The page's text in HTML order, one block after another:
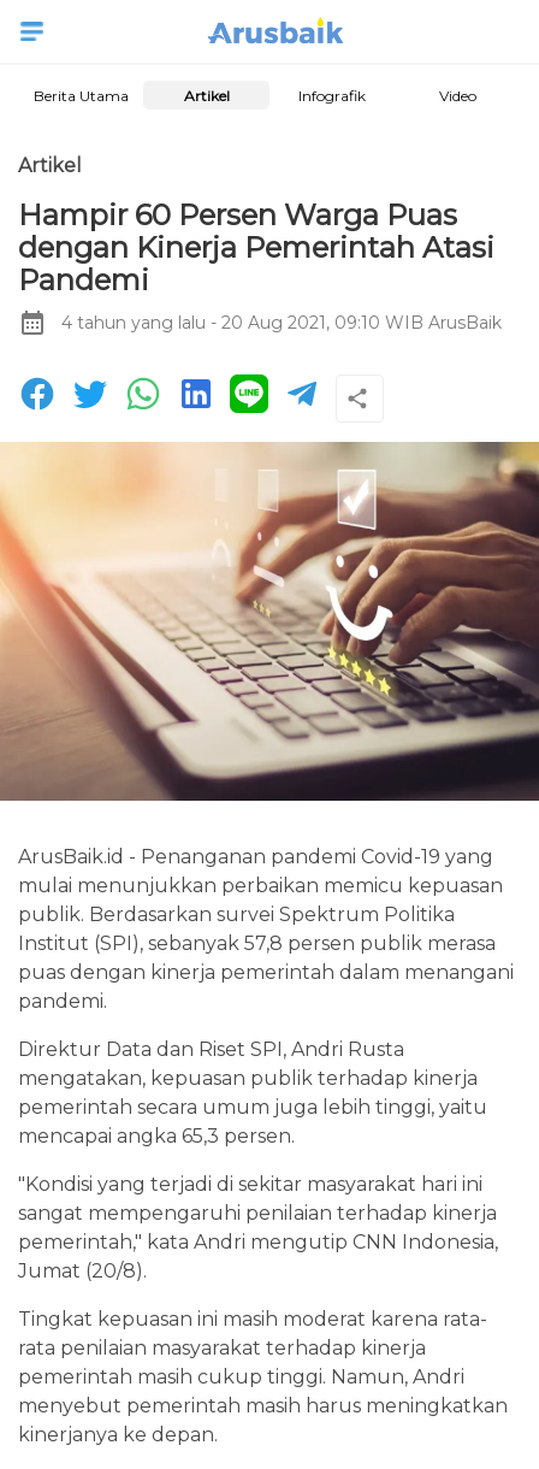
Berita Utama Artikel Infografik Video
Artikel
Hampir 60 Persen Warga Puas
dengan Kinerja Pemerintah Atasi
Pandemi
4 tahun yang lalu - 20 Aug 2021, 09:10 WIB ArusBaik
ArusBaik.id - Penanganan pandemi Covid-19 yang
mulai menunjukkan perbaikan memicu kepuasan
publik. Berdasarkan survei Spektrum Politika
Institut (SPI), sebanyak 57,8 persen publik merasa
puas dengan kinerja pemerintah dalam menangani
pandemi.
Direktur Data dan Riset SPI, Andri Rusta
mengatakan, kepuasan publik terhadap kinerja
pemerintah secara umum juga lebih tinggi, yaitu
mencapai angka 65,3 persen.
"Kondisi yang terjadi di sekitar masyarakat hari ini
sangat mempengaruhi penilaian terhadap kinerja
pemerintah," kata Andri mengutip CNN Indonesia,
Jumat (20/8).
Tingkat kepuasan ini masih moderat karena rata-
rata penilaian masyarakat terhadap kinerja
pemerintah masih cukup tinggi. Namun, Andri
menyebut pemerintah masih harus meningkatkan
kinerjanya ke depan.